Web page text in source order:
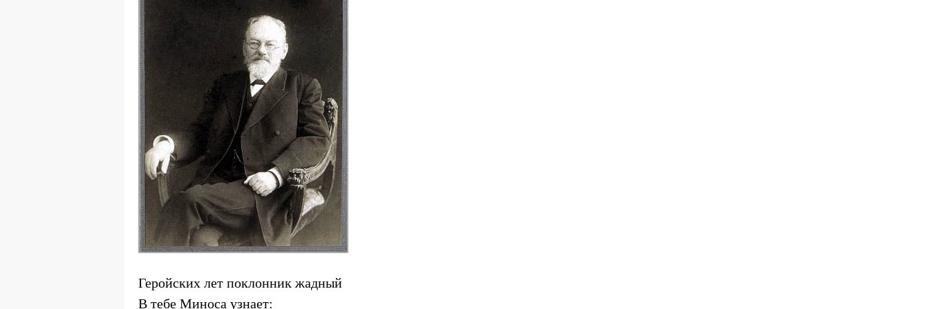
Геройских лет поклонник жадный
В тебе Миноса узнает: